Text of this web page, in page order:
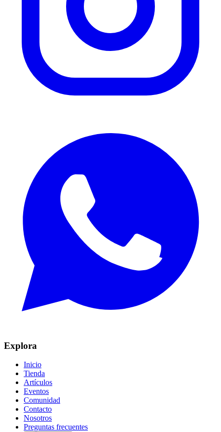
Explora
Inicio
Tienda
Artículos
Eventos
Comunidad
Contacto
Nosotros
Preguntas frecuentes